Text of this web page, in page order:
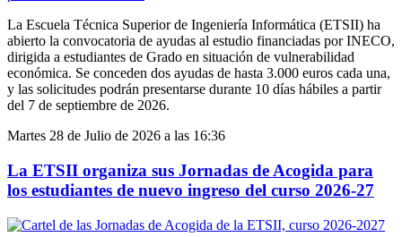
La Escuela Técnica Superior de Ingeniería Informática (ETSII) ha
abierto la convocatoria de ayudas al estudio financiadas por INECO,
dirigida a estudiantes de Grado en situación de vulnerabilidad
económica. Se conceden dos ayudas de hasta 3.000 euros cada una,
y las solicitudes podrán presentarse durante 10 días hábiles a partir
del 7 de septiembre de 2026.
Martes 28 de Julio de 2026 a las 16:36
La ETSII organiza sus Jornadas de Acogida para
los estudiantes de nuevo ingreso del curso 2026-27